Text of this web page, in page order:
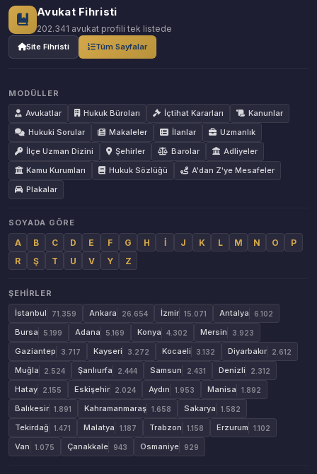
Avukat Fihristi
202.341 avukat profili tek listede
Site Fihristi Tüm Sayfalar
MODÜLLER
Avukatlar
Hukuk Büroları İçtihat Kararları
Kanunlar
Hukuki Sorular
Makaleler İlanlar
Uzmanlık
İlçe Uzman Dizini
Şehirler Barolar
Adliyeler
Kamu Kurumları
Hukuk Sözlüğü
A'dan Z'ye Mesafeler
Plakalar
SOYADA GÖRE
A B C D E F G H İ J K L M N O
P
R
Ş T U V Y Z
ŞEHIRLER
İstanbul
71.359 Ankara 26.654 İzmir 15.071 Antalya 6.102
Bursa 5.199 Adana 5.169 Konya 4.302 Mersin 3.923
Gaziantep 3.717 Kayseri 3.272 Kocaeli 3.132 Diyarbakır 2.612
Muğla 2.524 Şanlıurfa 2.444 Samsun 2.431 Denizli 2.312
Hatay 2.155 Eskişehir 2.024 Aydın 1.953 Manisa 1.892
Balıkesir 1.891 Kahramanmaraş 1.658 Sakarya 1.582
Tekirdağ 1.471 Malatya 1.187 Trabzon 1.158 Erzurum 1.102
Van 1.075 Çanakkale 943 Osmaniye 929